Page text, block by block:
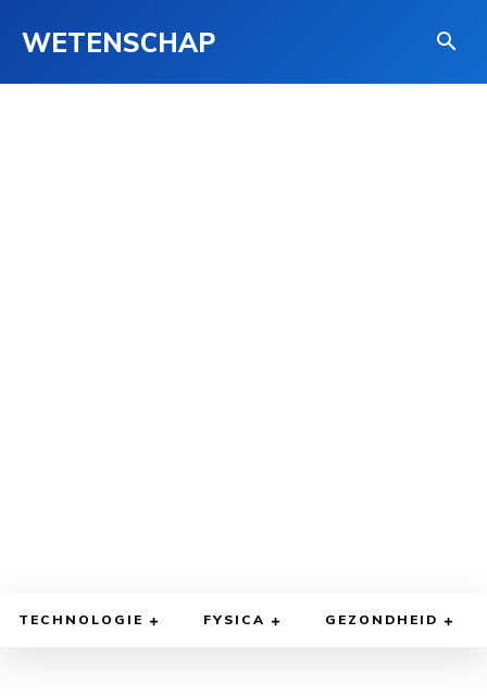
WETENSCHAP
TECHNOLOGIE FYSICA GEZONDHEID